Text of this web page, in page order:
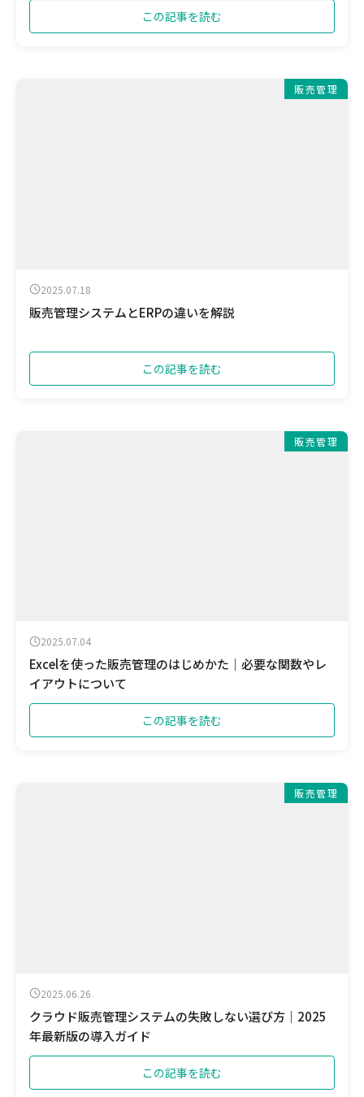
この記事を読む
販売管理
2025.07.18
販売管理システムとERPの違いを解説
この記事を読む
販売管理
2025.07.04
Excelを使った販売管理のはじめかた｜必要な関数やレ
イアウトについて
この記事を読む
販売管理
2025.06.26
クラウド販売管理システムの失敗しない選び方｜2025
年最新版の導入ガイド
この記事を読む